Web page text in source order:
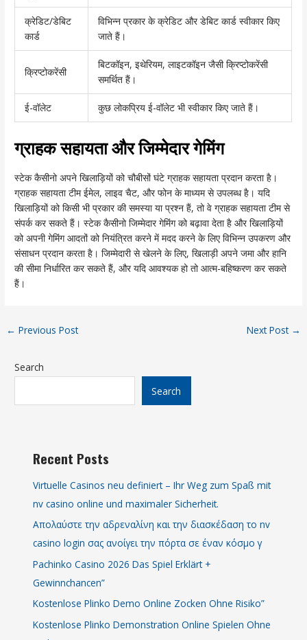
क्रेडिट/डेबिट
कार्ड
विभिन्न प्रकार के क्रेडिट और डेबिट कार्ड स्वीकार किए
जाते हैं।
क्रिप्टोकरेंसी
बिटकॉइन, इथेरियम, लाइटकॉइन जैसी क्रिप्टोकरेंसी
समर्थित हैं।
ई-वॉलेट कुछ लोकप्रिय ई-वॉलेट भी स्वीकार किए जाते हैं।
ग्राहक सहायता और जिम्मेदार गेमिंग
स्टेक कैसीनो अपने खिलाड़ियों को चौबीसों घंटे ग्राहक सहायता प्रदान करता है।
ग्राहक सहायता टीम ईमेल, लाइव चैट, और फोन के माध्यम से उपलब्ध है। यदि
खिलाड़ियों को किसी भी प्रकार की समस्या या प्रश्न हैं, तो वे ग्राहक सहायता टीम से
संपर्क कर सकते हैं। स्टेक कैसीनो जिम्मेदार गेमिंग को बढ़ावा देता है और खिलाड़ियों
को अपनी गेमिंग आदतों को नियंत्रित करने में मदद करने के लिए विभिन्न उपकरण और
संसाधन प्रदान करता है। जिम्मेदारी से खेलने के लिए, खिलाड़ी अपने जमा और हानि
की सीमा निर्धारित कर सकते हैं, और यदि आवश्यक हो तो आत्म-बहिष्करण कर सकते
हैं।
← Previous Post Next Post →
Search
Search
Recent Posts
Virtuelle Casinos neu definiert – Ihr Weg zum Spaß mit
nv casino online und maximaler Sicherheit.
Απολαύστε την αδρεναλίνη και την διασκέδαση το nv
casino login σας ανοίγει την πόρτα σε έναν κόσμο γ
Pachinko Casino 2026 Das Spiel Erklärt +
Gewinnchancen”
Kostenlose Plinko Demo Online Zocken Ohne Risiko”
Kostenlose Plinko Demonstration Online Spielen Ohne